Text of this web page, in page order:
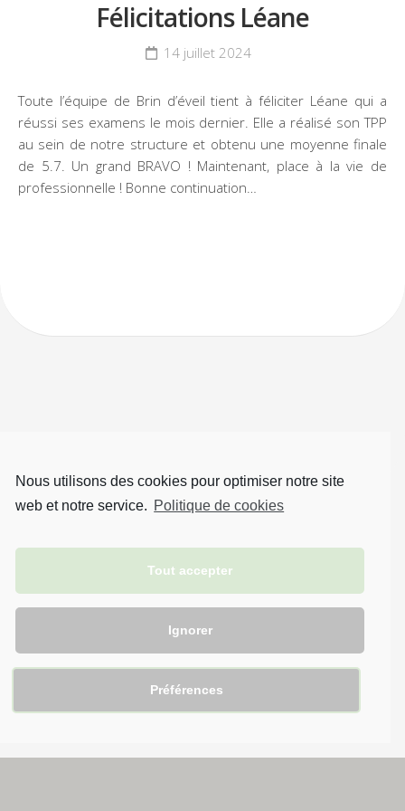
Nous utilisons des cookies pour optimiser notre site
web et notre service. Politique de cookies
Tout accepter
Ignorer
Préférences
Félicitations Léane
14 juillet 2024
Toute l’équipe de Brin d’éveil tient à féliciter Léane qui a
réussi ses examens le mois dernier. Elle a réalisé son TPP
au sein de notre structure et obtenu une moyenne finale
de 5.7. Un grand BRAVO ! Maintenant, place à la vie de
professionnelle ! Bonne continuation…